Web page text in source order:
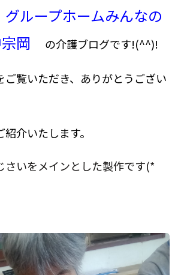
グループホームみんなの
岡
の介護ブログです!(^^)!
ご覧いただき、ありがとうござい
介いたします。
さいをメインとした製作です(*